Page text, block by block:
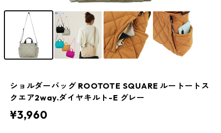
ショルダーバッグ ROOTOTE SQUARE ルートートス
クエア2way.ダイヤキルト-E グレー
¥3,960